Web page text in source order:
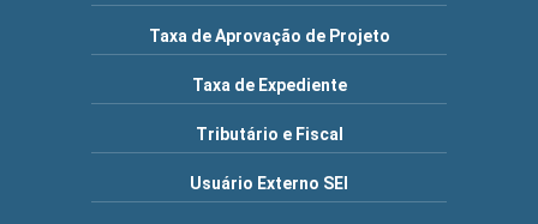
Taxa de Aprovação de Projeto
Taxa de Expediente
Tributário e Fiscal
Usuário Externo SEI